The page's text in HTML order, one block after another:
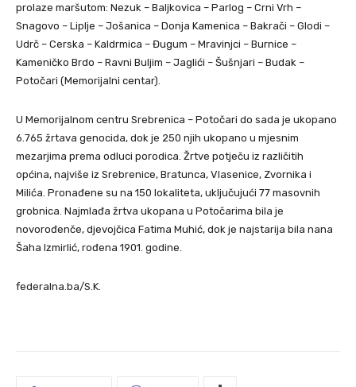
prolaze maršutom: Nezuk – Baljkovica – Parlog – Crni Vrh –
Snagovo – Liplje – Jošanica – Donja Kamenica – Bakrači – Glodi –
Udrč – Cerska – Kaldrmica – Đugum – Mravinjci – Burnice –
Kameničko Brdo – Ravni Buljim – Jaglići – Šušnjari – Budak –
Potočari (Memorijalni centar).
U Memorijalnom centru Srebrenica – Potočari do sada je ukopano
6.765 žrtava genocida, dok je 250 njih ukopano u mjesnim
mezarjima prema odluci porodica. Žrtve potječu iz različitih
općina, najviše iz Srebrenice, Bratunca, Vlasenice, Zvornika i
Milića. Pronađene su na 150 lokaliteta, uključujući 77 masovnih
grobnica. Najmlađa žrtva ukopana u Potočarima bila je
novorođenče, djevojčica Fatima Muhić, dok je najstarija bila nana
Šaha Izmirlić, rođena 1901. godine.
federalna.ba/S.K.